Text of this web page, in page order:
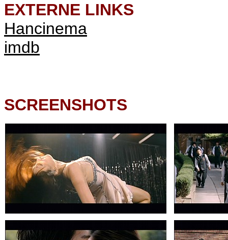
EXTERNE LINKS
Hancinema
imdb
SCREENSHOTS